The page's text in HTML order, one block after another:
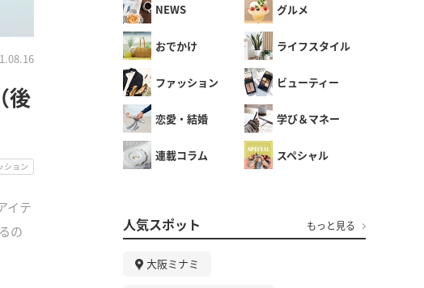
後
ション
イテ
の
NEWS グルメ
おでかけ ライフスタイル
ファッション ビューティー
恋愛・結婚 学び＆マネー
連載コラム スペシャル
人気スポット もっと見る
大阪ミナミ